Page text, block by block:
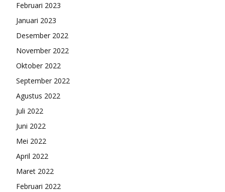
Februari 2023
Januari 2023
Desember 2022
November 2022
Oktober 2022
September 2022
Agustus 2022
Juli 2022
Juni 2022
Mei 2022
April 2022
Maret 2022
Februari 2022